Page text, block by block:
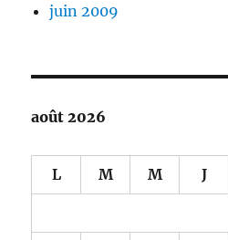
juin 2009
août 2026
L M M J